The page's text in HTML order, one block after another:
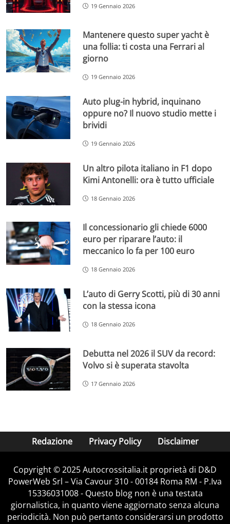
19 Gennaio 2026
Mantenere questo super yacht è
una follia: ti costa una Ferrari al
giorno
19 Gennaio 2026
Auto plug-in hybrid, inquinano
oppure no? Il nuovo studio mette i
brividi
19 Gennaio 2026
Un altro pilota italiano in F1 dopo
Kimi Antonelli: ora è tutto ufficiale
18 Gennaio 2026
Il concessionario gli chiede 6000
euro per riparare l’auto: il
meccanico lo fa per 100 euro
18 Gennaio 2026
L’auto di Gerry Scotti, più di 30 anni
con la stessa icona
18 Gennaio 2026
Debutta nel 2026 il SUV da record:
Volvo si è superata stavolta
17 Gennaio 2026
Redazione Privacy Policy Disclaimer
Copyright © 2025 Autocrossitalia.it proprietà di D&D
PowerWeb Srl – Via Cavour 310 - 00184 Roma RM - P.Iva
15336031008 - Questo blog non è una testata
giornalistica, in quanto viene aggiornato senza alcuna
periodicità. Non può pertanto considerarsi un prodotto